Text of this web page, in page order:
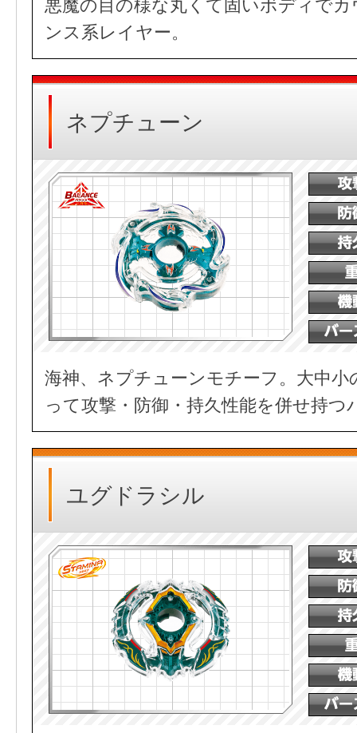
悪魔の目の様な丸くて固いボディで
ンス系レイヤー。
ネプチューン
海神、ネプチューンモチーフ。大中
って攻撃・防御・持久性能を併せ持
ユグドラシル